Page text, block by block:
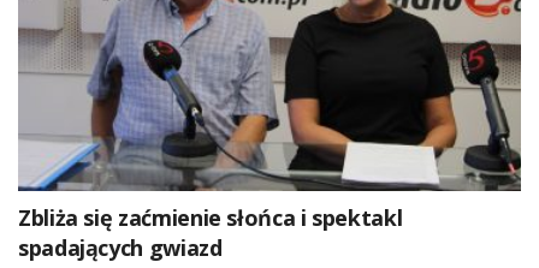
Zbliża się zaćmienie słońca i spektakl
spadających gwiazd